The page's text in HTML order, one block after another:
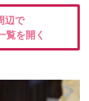
辺で
覧を開く